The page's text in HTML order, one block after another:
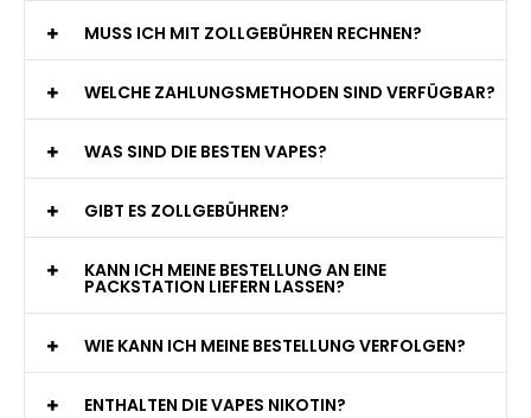
MUSS ICH MIT ZOLLGEBÜHREN RECHNEN?
WELCHE ZAHLUNGSMETHODEN SIND VERFÜGBAR?
WAS SIND DIE BESTEN VAPES?
GIBT ES ZOLLGEBÜHREN?
KANN ICH MEINE BESTELLUNG AN EINE
PACKSTATION LIEFERN LASSEN?
WIE KANN ICH MEINE BESTELLUNG VERFOLGEN?
ENTHALTEN DIE VAPES NIKOTIN?